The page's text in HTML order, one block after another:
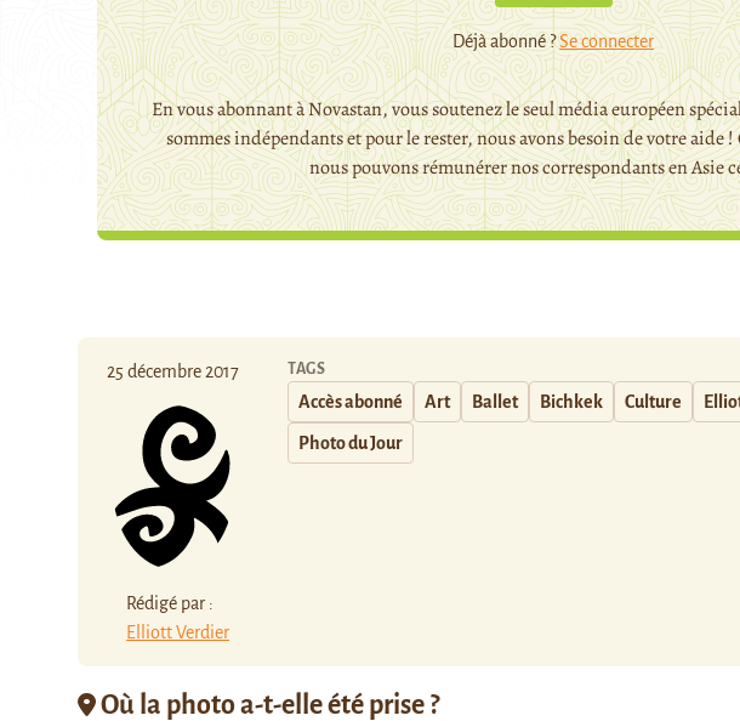
Déjà abonné ?Se connecter
En vous abonnant à Novastan, vous soutenez le seul média européen
sommes indépendants et pour le rester, nous avons besoin de votre aide !
nous pouvons rémunérer nos correspondants en Asie
25 décembre 2017
Rédigé par :
Elliott Verdier
TAGS
Accès abonné Art Ballet Bichkek Culture
Photo du Jour
Où la photo a-t-elle été prise ?